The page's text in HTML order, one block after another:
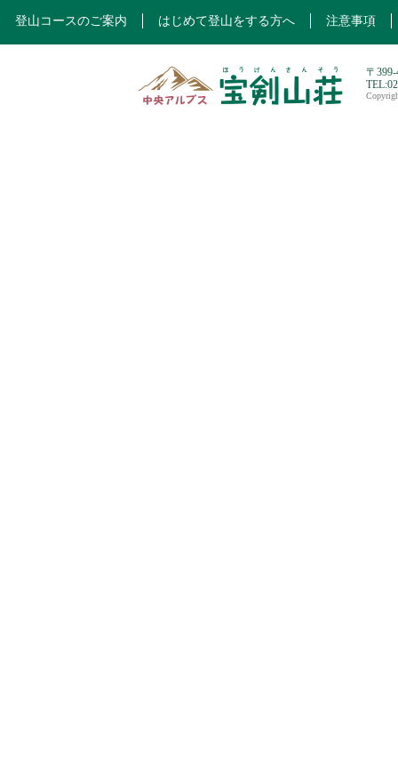
登山コースのご案内 はじめて登山をする方へ 注意事項
〒